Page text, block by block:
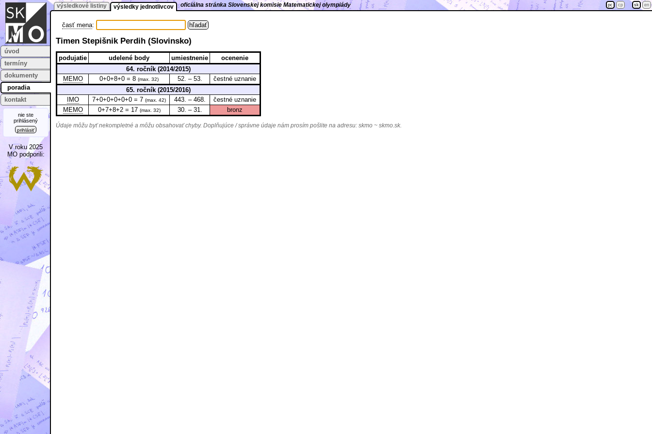
úvod
termíny
dokumenty
poradia
kontakt
nie ste
prihlásený
prihlásiť
V roku 2025
MO podporili:
výsledkové listiny výsledky jednotlivcov oficiálna stránka Slovenskej komisie Matematickej olympiády pc cp sk en
časť mena:
Timen Stepišnik Perdih (Slovinsko)
podujatie udelené body umiestnenie
ocenenie
64. ročník (2014/2015)
MEMO
0+0+8+0 = 8 (max. 32) 52. – 53.
čestné uznanie
65. ročník (2015/2016)
IMO
7+0+0+0+0+0 = 7 (max. 42) 443. – 468.
čestné uznanie
MEMO
0+7+8+2 = 17 (max. 32) 30. – 31. bronz
Údaje môžu byť nekompletné a môžu obsahovať chyby. Doplňujúce / správne údaje nám prosím pošlite na adresu: skmo ~ skmo.sk